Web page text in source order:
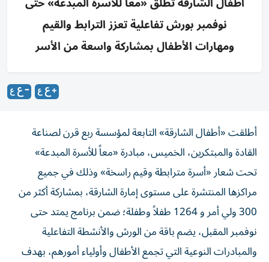
نوفمبر بورش تفاعلية تعزز الترابط والقيم
ومهارات الأطفال بمشاركة واسعة من الأسر
أطلقت «أطفال الشارقة» التابعة لمؤسسة ربع قرن لصناعة
القادة والمبتكرين، الخميس، مبادرة «معاً للأسرة المبدعة»
تحت شعار «أسرة مترابطة وقيم راسخة» وذلك في جميع
مراكزها المنتشرة على مستوى إمارة الشارقة، بمشاركة أكثر من
300 ولي أمر و 1264 طفلاً وطفلة؛ ضمن برنامج يمتد حتى
نوفمبر المقبل، يضم باقة من الورش والأنشطة التفاعلية
والمبادرات النوعية التي تجمع الأطفال وأولياء أمورهم، بهدف